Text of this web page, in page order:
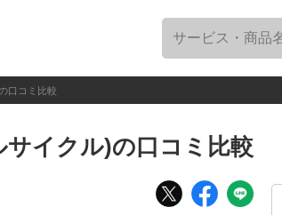
口コミ比較
イクル)の口コミ比較